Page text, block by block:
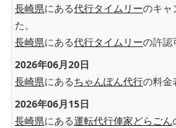
長崎県にある代行タイムリーのキャ
た。
長崎県にある代行タイムリーの許認
2026年06月20日
長崎県にあるちゃんぽん代行の料金
2026年06月15日
長崎県にある運転代行俥家どらごん